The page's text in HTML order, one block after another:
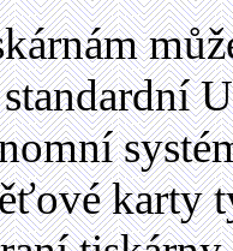
standardní
karty